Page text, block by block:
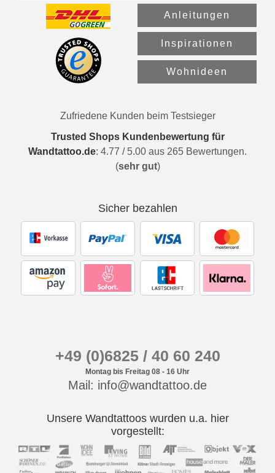
Anleitungen
Inspirationen
Wohnideen
Zufriedene Kunden beim Testsieger
Trusted Shops Kundenbewertung für
Wandtattoo.de: 4.77 / 5.00 aus 265 Bewertungen.
(sehr gut)
Sicher bezahlen
+49 (0)6825 / 40 60 240
Montag bis Freitag 08 - 16 Uhr
Mail: info@wandtattoo.de
Unsere Wandtattoos wurden u.a. hier
vorgestellt: